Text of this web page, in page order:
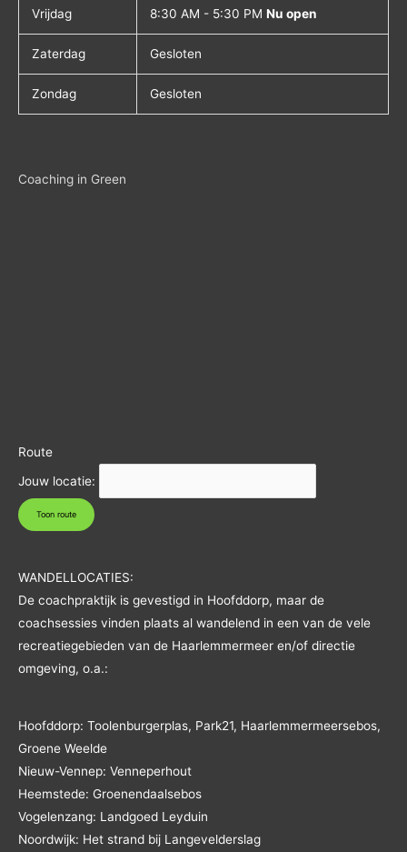
Vrijdag 8:30 AM - 5:30 PM Nu open
Zaterdag Gesloten
Zondag Gesloten
Coaching in Green
Route
Jouw locatie:
WANDELLOCATIES:
De coachpraktijk is gevestigd in Hoofddorp, maar de
coachsessies vinden plaats al wandelend in een van de vele
recreatiegebieden van de Haarlemmermeer en/of directie
omgeving, o.a.:
Hoofddorp: Toolenburgerplas, Park21, Haarlemmermeersebos,
Groene Weelde
Nieuw-Vennep: Venneperhout
Heemstede: Groenendaalsebos
Vogelenzang: Landgoed Leyduin
Noordwijk: Het strand bij Langevelderslag